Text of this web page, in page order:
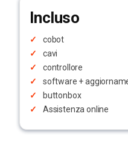
Incluso
cobot
cavi
controllore
software +
buttonbox
Assistenza online